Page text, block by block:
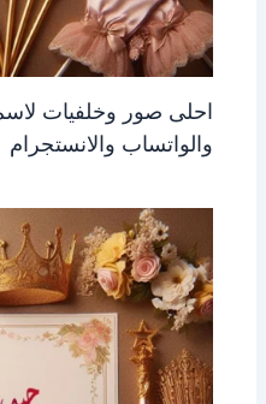
احلى صور وخلفيات
والواتساب والانستجرام